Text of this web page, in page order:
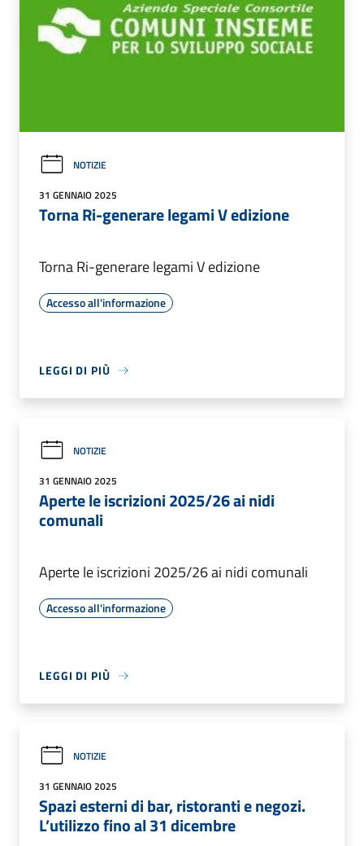
NOTIZIE
31 GENNAIO 2025
Torna Ri-generare legami V edizione
Torna Ri-generare legami V edizione
Accesso all'informazione
LEGGI DI PIÙ
NOTIZIE
31 GENNAIO 2025
Aperte le iscrizioni 2025/26 ai nidi
comunali
Aperte le iscrizioni 2025/26 ai nidi comunali
Accesso all'informazione
LEGGI DI PIÙ
NOTIZIE
31 GENNAIO 2025
Spazi esterni di bar, ristoranti e negozi.
L’utilizzo fino al 31 dicembre